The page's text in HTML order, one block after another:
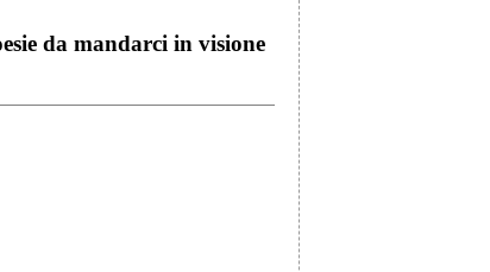
da mandarci in visione